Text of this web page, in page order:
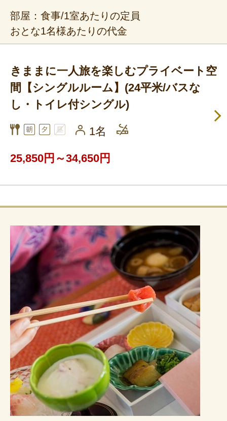
部屋：食事/1室あたりの定員
おとな1名様あたりの代金
きままに一人旅を楽しむプライベート空
間【シングルルーム】(24平米/バスな
し・トイレ付シングル)
1名
25,850円～34,650円